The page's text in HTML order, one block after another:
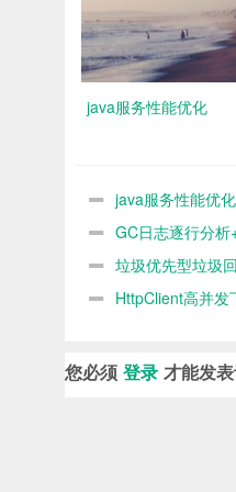
java服务性能优化
java服务性能优化
GC日志逐行分
垃圾优先型垃圾
HttpClient高并
您必须 登录 才能发表